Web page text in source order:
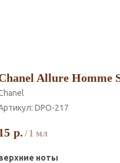
Allure Homme
DPO-217
р. / 1 мл
ноты